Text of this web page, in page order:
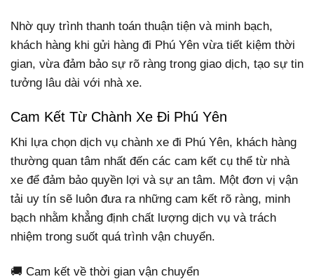
Nhờ quy trình thanh toán thuận tiện và minh bạch,
khách hàng khi gửi hàng đi Phú Yên vừa tiết kiệm thời
gian, vừa đảm bảo sự rõ ràng trong giao dịch, tạo sự tin
tưởng lâu dài với nhà xe.
Cam Kết Từ Chành Xe Đi Phú Yên
Khi lựa chọn dịch vụ chành xe đi Phú Yên, khách hàng
thường quan tâm nhất đến các cam kết cụ thể từ nhà
xe để đảm bảo quyền lợi và sự an tâm. Một đơn vị vận
tải uy tín sẽ luôn đưa ra những cam kết rõ ràng, minh
bạch nhằm khẳng định chất lượng dịch vụ và trách
nhiệm trong suốt quá trình vận chuyển.
🚚 Cam kết về thời gian vận chuyển